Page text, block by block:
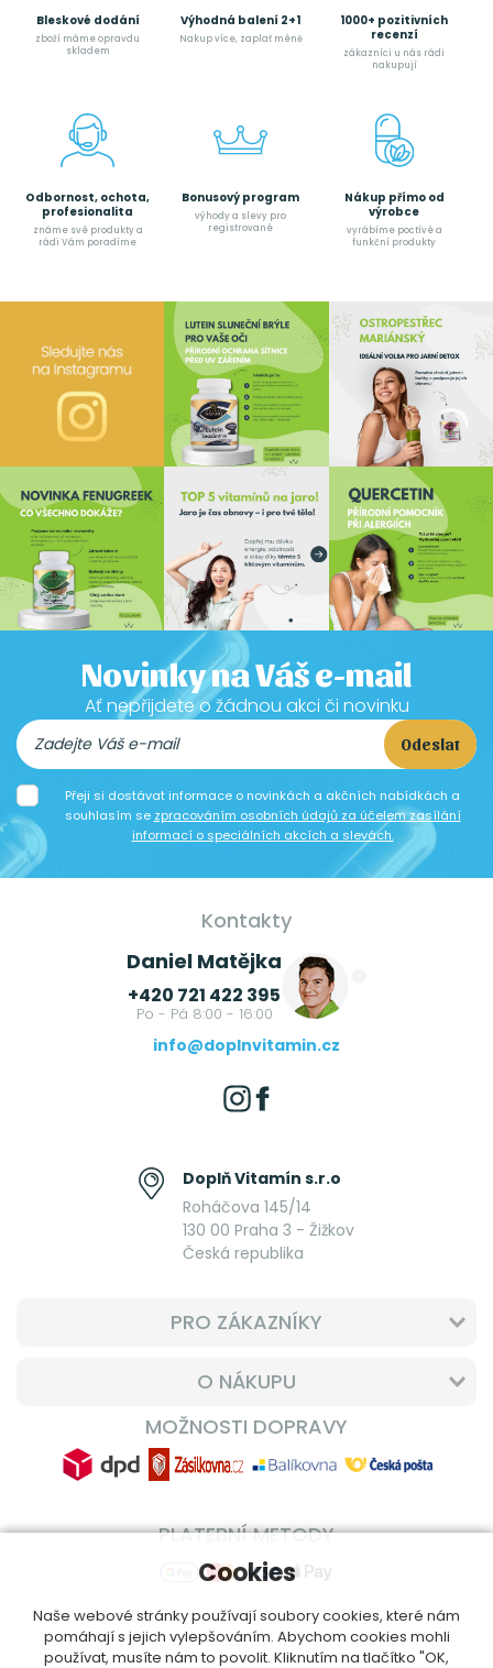
Bleskové dodání
zboží máme opravdu
skladem
Výhodná balení 2+1
Nakup více, zaplať méně
1000+ pozitivních
recenzí
zákazníci u nás rádi
nakupují
Odbornost, ochota,
profesionalita
známe své produkty a
rádi Vám poradíme
Bonusový program
výhody a slevy pro
registrované
Nákup přímo od
výrobce
vyrábíme poctívé a
funkční produkty
Novinky na Váš e-mail
Ať nepřijdete o žádnou akci či novinku
Odeslat
Přeji si dostávat informace o novinkách a akčních nabídkách a
souhlasím se zpracováním osobních údajů za účelem zasílání
informací o speciálních akcích a slevách.
Kontakty
Daniel Matějka
+420 721 422 395
Po - Pá 8:00 - 16:00
info@doplnvitamin.cz
Doplň Vitamín s.r.o
Roháčova 145/14
130 00 Praha 3 - Žižkov
Česká republika
PRO ZÁKAZNÍKY
O NÁKUPU
MOŽNOSTI DOPRAVY
PLATEBNÍ METODY
Cookies
Naše webové stránky používají soubory cookies, které nám
pomáhají s jejich vylepšováním. Abychom cookies mohli
používat, musíte nám to povolit. Kliknutím na tlačítko "OK,